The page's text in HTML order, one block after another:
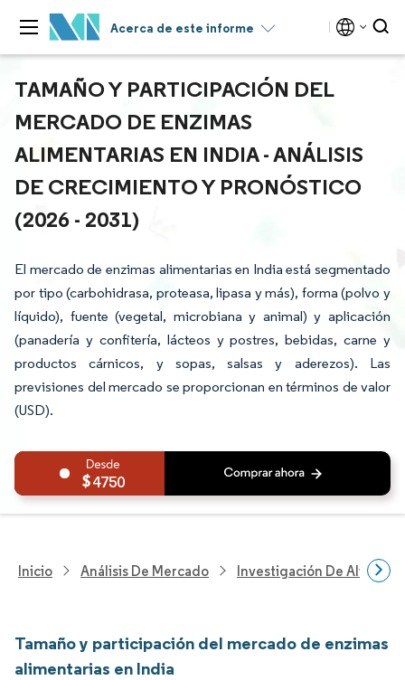
Acerca de este informe
TAMAÑO Y PARTICIPACIÓN DEL
MERCADO DE ENZIMAS
ALIMENTARIAS EN INDIA - ANÁLISIS
DE CRECIMIENTO Y PRONÓSTICO
(2026 - 2031)
El mercado de enzimas alimentarias en India está segmentado
por tipo (carbohidrasa, proteasa, lipasa y más), forma (polvo y
líquido), fuente (vegetal, microbiana y animal) y aplicación
(panadería y confitería, lácteos y postres, bebidas, carne y
productos cárnicos, y sopas, salsas y aderezos). Las
previsiones del mercado se proporcionan en términos de valor
(USD).
4750
Inicio Análisis De Mercado Investigación De
Tamaño y participación del mercado de enzimas
alimentarias en India